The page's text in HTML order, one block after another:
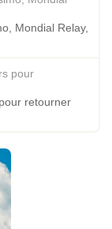
Mondial Relay,
retourner